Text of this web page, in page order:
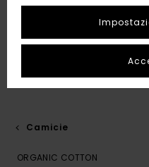
Camicie
ORGANIC COTTON